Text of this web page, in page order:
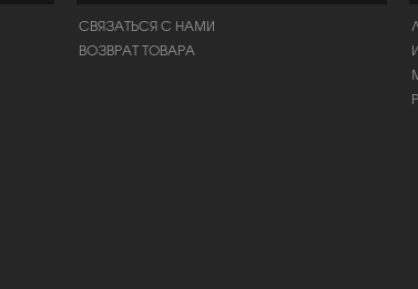
СВЯЗАТЬСЯ С НАМИ
ВОЗВРАТ ТОВАРА